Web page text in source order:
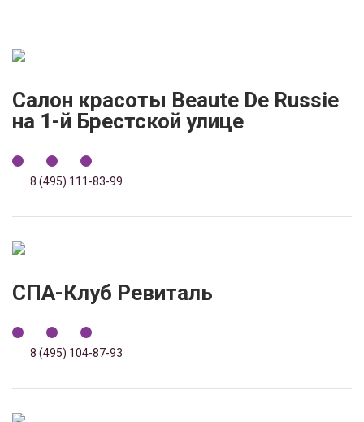
Салон красоты Beaute De Russie
на 1-й Брестской улице
8 (495) 111-83-99
СПА-Клуб Ревиталь
8 (495) 104-87-93